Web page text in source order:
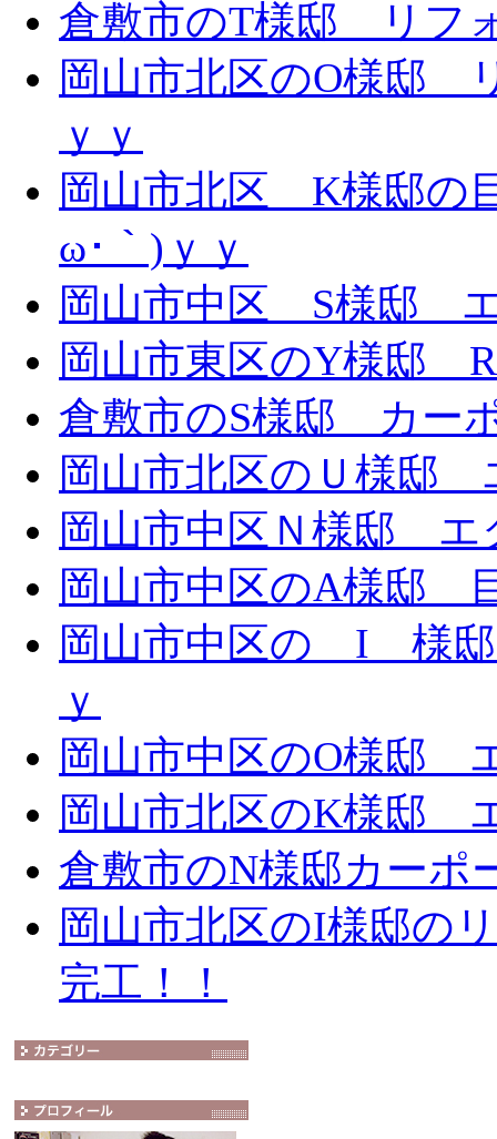
倉敷市のT様邸 リフ
岡山市北区のO様邸
ｙｙ
岡山市北区 K様邸の
ω･｀)ｙｙ
岡山市中区 S様邸 エ
岡山市東区のY様邸
倉敷市のS様邸 カー
岡山市北区のＵ様邸
岡山市中区Ｎ様邸 エ
岡山市中区のA様邸
岡山市中区の I 様
ｙ
岡山市中区のO様邸
岡山市北区のK様邸
倉敷市のN様邸カーポ
岡山市北区のI様邸の
完工！！